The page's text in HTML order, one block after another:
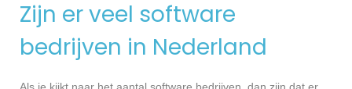
Zijn er veel software
bedrijven in Nederland